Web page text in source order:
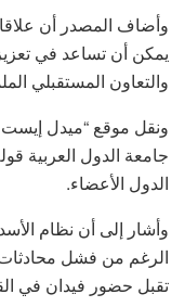
وأضاف المصدر أن
يمكن أن تساعد في تعزيز
والتعاون المستقبلي
ونقل موقع “ميدل
جامعة الدول العربية
الدول الأعضاء.
وأشار إلى أن نظام
الرغم من فشل محادثات
تقبل حضور فيدان في